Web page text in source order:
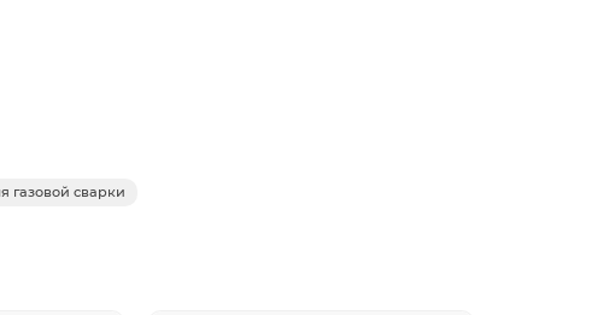
волокна или на основе непропитанных и
газовой сварки